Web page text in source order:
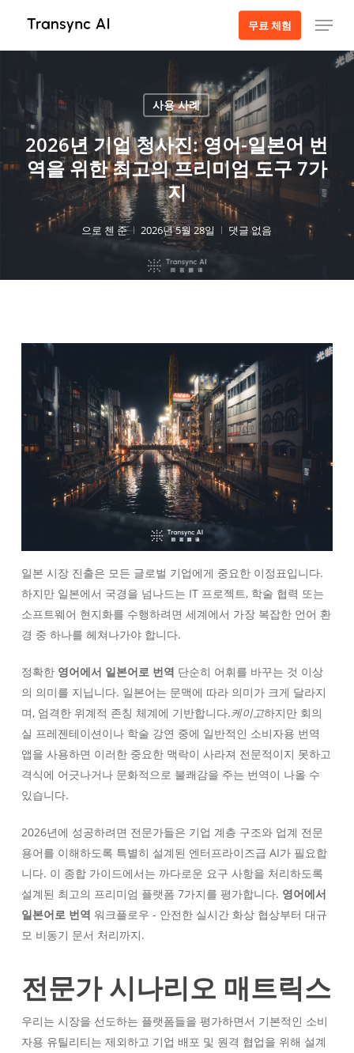
콘
건
뛰
무료 체험 메뉴
사용 사례
2026년 기업 청사진: 영어-일본어 번
역을 위한 최고의 프리미엄 도구 7가
지
으로 첸 준 2026년 5월 28일 댓글 없음
일본 시장 진출은 모든 글로벌 기업에게 중요한 이정표입니다.
하지만 일본에서 국경을 넘나드는 IT 프로젝트, 학술 협력 또는
소프트웨어 현지화를 수행하려면 세계에서 가장 복잡한 언어 환
경 중 하나를 헤쳐나가야 합니다.
정확한 영어에서 일본어로 번역 단순히 어휘를 바꾸는 것 이상
의 의미를 지닙니다. 일본어는 문맥에 따라 의미가 크게 달라지
며, 엄격한 위계적 존칭 체계에 기반합니다.케이고하지만 회의
실 프레젠테이션이나 학술 강연 중에 일반적인 소비자용 번역
앱을 사용하면 이러한 중요한 맥락이 사라져 전문적이지 못하고
격식에 어긋나거나 문화적으로 불쾌감을 주는 번역이 나올 수
있습니다.
2026년에 성공하려면 전문가들은 기업 계층 구조와 업계 전문
용어를 이해하도록 특별히 설계된 엔터프라이즈급 AI가 필요합
니다. 이 종합 가이드에서는 까다로운 요구 사항을 처리하도록
설계된 최고의 프리미엄 플랫폼 7가지를 평가합니다. 영어에서
일본어로 번역 워크플로우 - 안전한 실시간 화상 협상부터 대규
모 비동기 문서 처리까지.
전문가 시나리오 매트릭스
우리는 시장을 선도하는 플랫폼들을 평가하면서 기본적인 소비
자용 유틸리티는 제외하고 기업 배포 및 원격 협업을 위해 설계